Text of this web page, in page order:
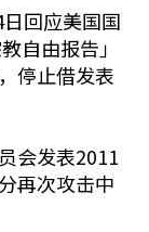
回应美国国
自由报告」
停止借发表
会发表2011
再次攻击中